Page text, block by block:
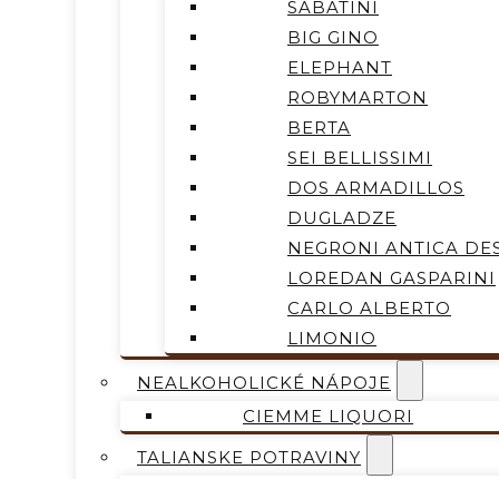
SABATINI
BIG GINO
ELEPHANT
ROBYMARTON
BERTA
SEI BELLISSIMI
DOS ARMADILLOS
DUGLADZE
NEGRONI ANTICA
LOREDAN GASPARINI
CARLO ALBERTO
LIMONIO
NEALKOHOLICKÉ NÁPOJE
CIEMME LIQUORI
TALIANSKE POTRAVINY